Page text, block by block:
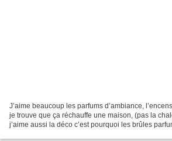
J’aime beaucoup les parfums d’ambiance,
je trouve que ça réchauffe une maison, (pas la
j’aime aussi la déco c’est pourquoi les brûles